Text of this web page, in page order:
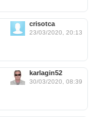
crisotca
23/03/2020, 20:13
karlagin52
30/03/2020, 08:39